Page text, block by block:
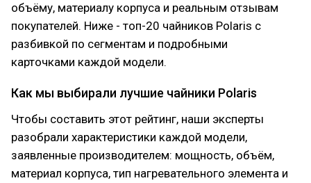
объёму, материалу корпуса и реальным отзывам
покупателей. Ниже - топ-20 чайников Polaris с
разбивкой по сегментам и подробными
карточками каждой модели.
Как мы выбирали лучшие чайники Polaris
Чтобы составить этот рейтинг, наши эксперты
разобрали характеристики каждой модели,
заявленные производителем: мощность, объём,
материал корпуса, тип нагревательного элемента и